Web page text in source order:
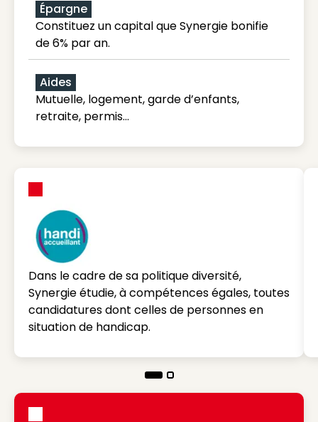
Épargne
Constituez un capital que Synergie bonifie
de 6% par an.
Aides
Mutuelle, logement, garde d’enfants,
retraite, permis…
Dans le cadre de sa politique diversité,
Synergie étudie, à compétences égales, toutes
candidatures dont celles de personnes en
situation de handicap.